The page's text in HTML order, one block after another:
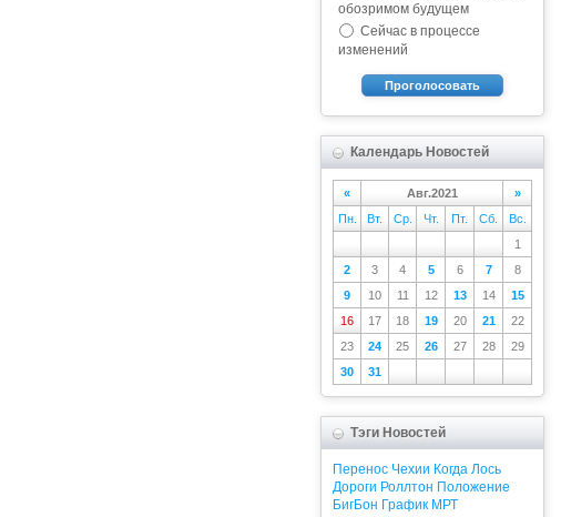
обозримом будущем
Сейчас в процессе
изменений
Проголосовать
Календарь Новостей
« Авг.2021
»
Пн.
Вт. Ср. Чт. Пт. Сб.
Вс.
1
2
3 4 5 6 7
8
9
10 11 12 13 14
15
16
17 18 19 20 21
22
23
24 25 26 27 28
29
30
31
Тэги Новостей
Перенос Чехии Когда Лось
Дороги Роллтон Положение
БигБон График МРТ